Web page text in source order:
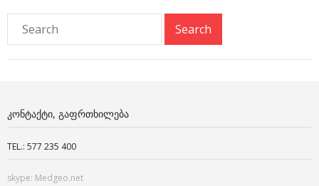
ᲙᲝᲜᲢᲐᲥᲢᲘ, ᲒᲐᲤᲠᲗᲮᲘᲚᲔᲑᲐ
TEL.: 577 235 400
skype: Medgeo.net